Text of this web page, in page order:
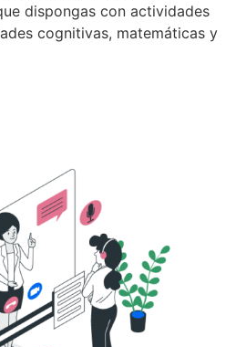
dispongas con actividades
cognitivas, matemáticas y